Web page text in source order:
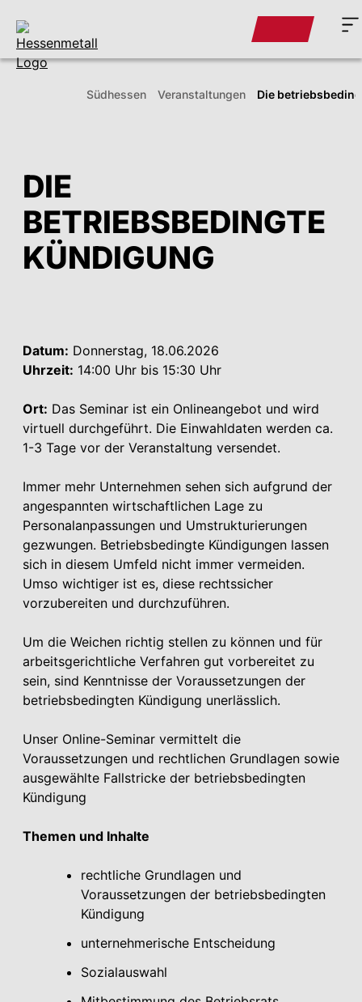
DIE
BETRIEBSBEDINGTE
KÜNDIGUNG
Datum: Donnerstag, 18.06.2026
Uhrzeit: 14:00 Uhr bis 15:30 Uhr
Ort: Das Seminar ist ein Onlineangebot und wird
virtuell durchgeführt. Die Einwahldaten werden ca.
1-3 Tage vor der Veranstaltung versendet.
Immer mehr Unternehmen sehen sich aufgrund der
angespannten wirtschaftlichen Lage zu
Personalanpassungen und Umstrukturierungen
gezwungen. Betriebsbedingte Kündigungen lassen
sich in diesem Umfeld nicht immer vermeiden.
Umso wichtiger ist es, diese rechtssicher
vorzubereiten und durchzuführen.
Um die Weichen richtig stellen zu können und für
arbeitsgerichtliche Verfahren gut vorbereitet zu
sein, sind Kenntnisse der Voraussetzungen der
betriebsbedingten Kündigung unerlässlich.
Unser Online-Seminar vermittelt die
Voraussetzungen und rechtlichen Grundlagen sowie
ausgewählte Fallstricke der betriebsbedingten
Kündigung
Themen und Inhalte
rechtliche Grundlagen und
Voraussetzungen der betriebsbedingten
Kündigung
unternehmerische Entscheidung
Sozialauswahl
Südhessen Veranstaltungen Die